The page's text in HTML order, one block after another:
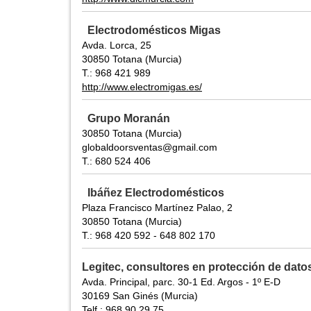
Electrodomésticos Migas
Avda. Lorca, 25
30850 Totana (Murcia)
T.: 968 421 989
http://www.electromigas.es/
Grupo Moranán
30850 Totana (Murcia)
globaldoorsventas@gmail.com
T.: 680 524 406
Ibáñez Electrodomésticos
Plaza Francisco Martínez Palao, 2
30850 Totana (Murcia)
T.: 968 420 592 - 648 802 170
Legitec, consultores en protección de
Avda. Principal, parc. 30-1 Ed. Argos - 1º E-D
30169 San Ginés (Murcia)